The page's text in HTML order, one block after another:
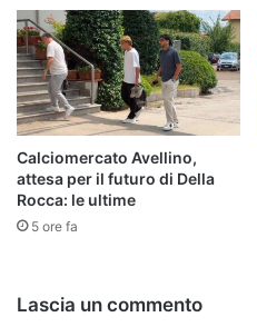
Calciomercato Avellino,
attesa per il futuro di Della
Rocca: le ultime
5 ore fa
Lascia un commento